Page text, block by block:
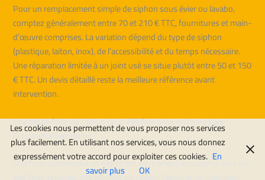
Pour un remplacement simple de siphon sous évier ou lavabo,
comptez généralement entre 70 et 210 € TTC, fournitures et main-
d’œuvre comprises. La variation dépend du type de siphon
(plastique, laiton, inox), de l’accessibilité et du temps nécessaire.
Une réparation limitée à un joint usé se situe plutôt entre 50 et 150
€ TTC. Un devis détaillé reste la meilleure référence avant
intervention.
Une petite fuite de siphon peut-elle être prise en charge par
l’assurance habitation ?
Si la fuite a provoqué un dégât des eaux (meubles abîmés, sols ou
Les cookies nous permettent de vous proposer nos services
plus facilement. En utilisant nos services, vous nous donnez
expressément votre accord pour exploiter ces cookies. En
savoir plus
OK